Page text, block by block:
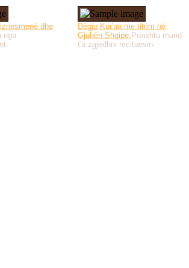
dhe
nga
Dëgjo Kur'an me titrim në
Gjuhën Shqipe. Poashtu mund
t'a zgjedhni recituesin.